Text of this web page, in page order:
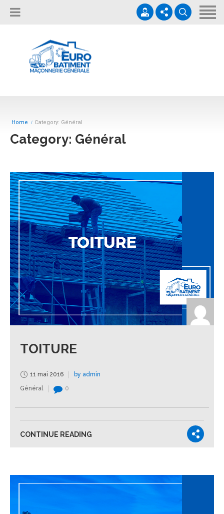
Contactez-nous
Fiche Entreprise
06 06 81 99 59
Home Category: Général
Category: Général
TOITURE
11 mai 2016
by admin
Général
0
CONTINUE READING